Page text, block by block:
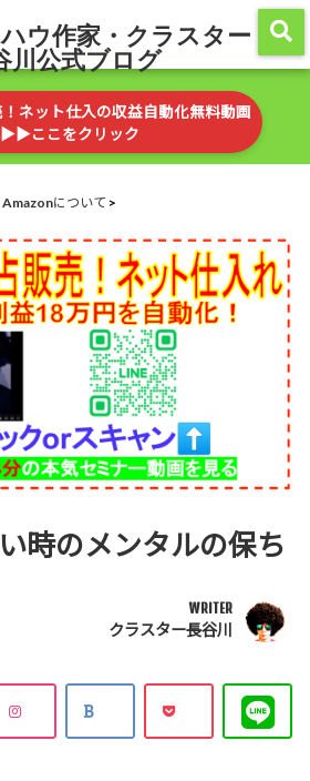
ウ作家・クラスター
川公式ブログ
ネット仕入の収益自動化無料動画
▶︎▶︎ここをクリック
Amazonについて
時のメンタルの保ち
WRITER
クラスター長谷川